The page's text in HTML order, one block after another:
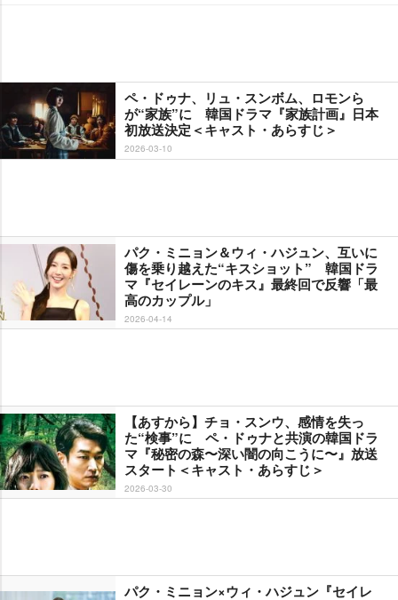
ペ・ドゥナ、リュ・スンボム、ロモンら
が“家族”に 韓国ドラマ『家族計画』日本
初放送決定＜キャスト・あらすじ＞
2026-03-10
パク・ミニョン＆ウィ・ハジュン、互いに
傷を乗り越えた“キスショット” 韓国ドラ
マ『セイレーンのキス』最終回で反響「最
高のカップル」
2026-04-14
【あすから】チョ・スンウ、感情を失っ
た“検事”に ペ・ドゥナと共演の韓国ドラ
マ『秘密の森〜深い闇の向こうに〜』放送
スタート＜キャスト・あらすじ＞
2026-03-30
パク・ミニョン×ウィ・ハジュン『セイレ